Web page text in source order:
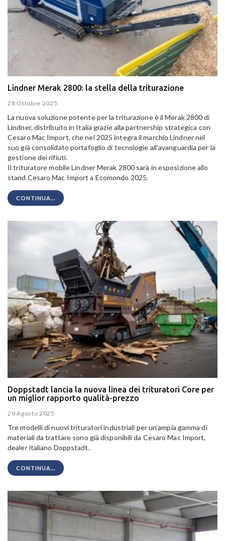
Lindner Merak 2800: la stella della triturazione
28 Ottobre 2025
La nuova soluzione potente per la triturazione è il Merak 2800 di
Lindner, distribuito in Italia grazie alla partnership strategica con
Cesaro Mac Import, che nel 2025 integra il marchio Lindner nel
suo già consolidato portafoglio di tecnologie all'avanguardia per la
gestione dei rifiuti.
Il trituratore mobile Lindner Merak 2800 sarà in esposizione allo
stand Cesaro Mac Import a Ecomondo 2025.
CONTINUA...
Doppstadt lancia la nuova linea dei trituratori Core per
un miglior rapporto qualità-prezzo
20 Agosto 2025
Tre modelli di nuovi trituratori industriali per un’ampia gamma di
materiali da trattare sono già disponibili da Cesaro Mac Import,
dealer italiano Doppstadt.
CONTINUA...